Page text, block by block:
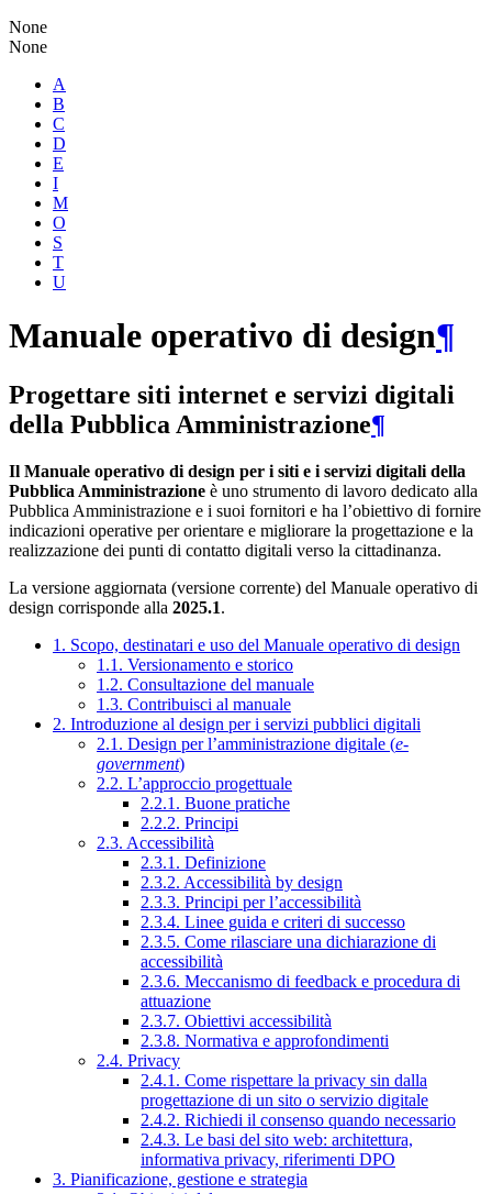
None
None
A
B
C
D
E
I
M
O
S
T
U
Manuale operativo di design¶
Progettare siti internet e servizi digitali
della Pubblica Amministrazione¶
Il Manuale operativo di design per i siti e i servizi digitali della
Pubblica Amministrazione è uno strumento di lavoro dedicato alla
Pubblica Amministrazione e i suoi fornitori e ha l’obiettivo di fornire
indicazioni operative per orientare e migliorare la progettazione e la
realizzazione dei punti di contatto digitali verso la cittadinanza.
La versione aggiornata (versione corrente) del Manuale operativo di
design corrisponde alla 2025.1.
1. Scopo, destinatari e uso del Manuale operativo di design
1.1. Versionamento e storico
1.2. Consultazione del manuale
1.3. Contribuisci al manuale
2. Introduzione al design per i servizi pubblici digitali
2.1. Design per l’amministrazione digitale (e-
government)
2.2. L’approccio progettuale
2.2.1. Buone pratiche
2.2.2. Principi
2.3. Accessibilità
2.3.1. Definizione
2.3.2. Accessibilità by design
2.3.3. Principi per l’accessibilità
2.3.4. Linee guida e criteri di successo
2.3.5. Come rilasciare una dichiarazione di
accessibilità
2.3.6. Meccanismo di feedback e procedura di
attuazione
2.3.7. Obiettivi accessibilità
2.3.8. Normativa e approfondimenti
2.4. Privacy
2.4.1. Come rispettare la privacy sin dalla
progettazione di un sito o servizio digitale
2.4.2. Richiedi il consenso quando necessario
2.4.3. Le basi del sito web: architettura,
informativa privacy, riferimenti DPO
3. Pianificazione, gestione e strategia